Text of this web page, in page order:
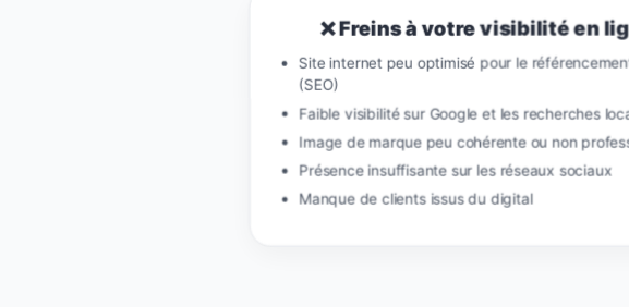
❌ Freins à votre visibilité en
Site internet peu optimisé pour le
(SEO)
Faible visibilité sur Google et les recherches
Image de marque peu cohérente ou non
Présence insuffisante sur les réseaux sociaux
Manque de clients issus du digital